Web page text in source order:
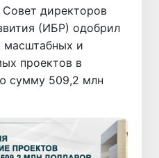
Совет директоров
(ИБР) одобрил
масштабных и
проектов в
сумму 509,2 млн